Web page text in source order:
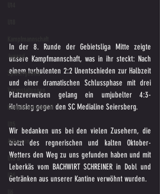
Jugend
Spielergebnis
Veranstaltungen
Kampfmannschaft II
Altherren
U15 B
U16
In der 8. Runde der Gebietsliga Mitte zeigte
unsere Kampfmannschaft, was in ihr steckt: Nach
einem turbulenten 2:2 Unentschieden zur Halbzeit
und einer dramatischen Schlussphase mit drei
Platzverweisen gelang ein umjubelter 4:3-
Heimsieg gegen den SC Medialine Seiersberg.
Wir bedanken uns bei den vielen Zusehern, die
trotzt des regnerischen und kalten Oktober-
Wetters den Weg zu uns gefunden haben und mit
Leberkäs vom BACHWIRT SCHREINER in Dobl und
Getränken aus unserer Kantine verwöhnt wurden.